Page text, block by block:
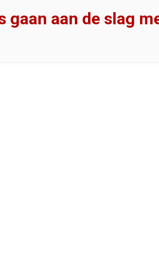
gaan aan de slag